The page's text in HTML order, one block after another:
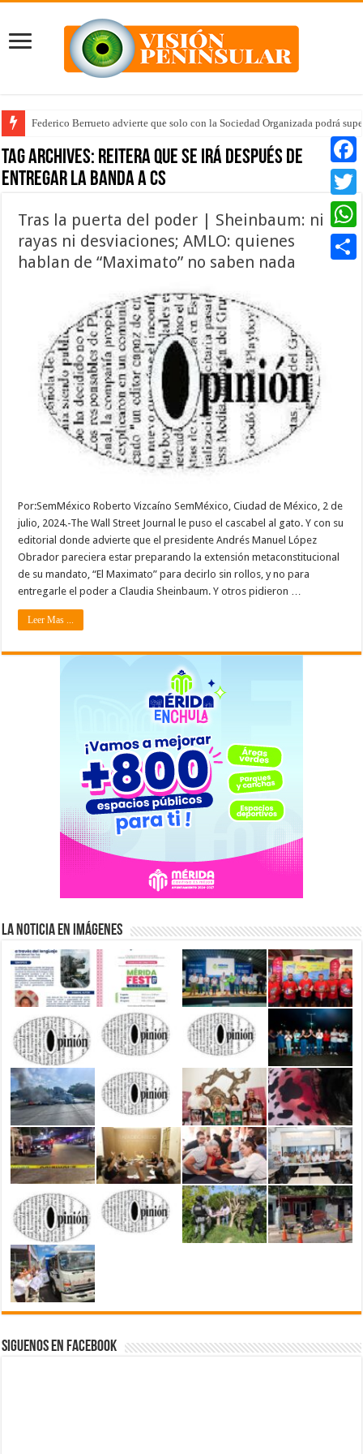
Federico Berrueto advierte que solo con la Sociedad Organizada podrá
Tag Archives: reitera que se irá después de
entregar la banda a CS
Tras la puerta del poder | Sheinbaum: ni
rayas ni desviaciones; AMLO: quienes
hablan de “Maximato” no saben nada
Por:SemMéxico Roberto Vizcaíno SemMéxico, Ciudad de México, 2 de
julio, 2024.-The Wall Street Journal le puso el cascabel al gato. Y con su
editorial donde advierte que el presidente Andrés Manuel López
Obrador pareciera estar preparando la extensión metaconstitucional
de su mandato, “El Maximato” para decirlo sin rollos, y no para
entregarle el poder a Claudia Sheinbaum. Y otros pidieron …
Leer Mas ...
La Noticia en Imágenes
Siguenos en Facebook
Twitter